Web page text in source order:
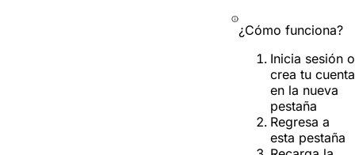
¿Cómo funciona?
Inicia sesión o
crea tu cuenta
en la nueva
pestaña
Regresa a
esta pestaña